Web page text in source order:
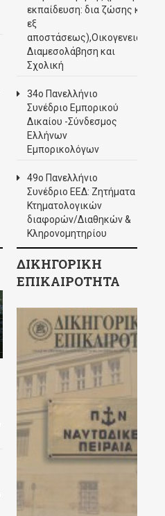
εκπαίδευση: δια ζώσης και
εξ
αποστάσεως),Οικογενειακή
Διαμεσολάβηση και
Σχολική
34ο Πανελλήνιο
Συνέδριο Εμπορικού
Δικαίου -Σύνδεσμος
Ελλήνων
Εμπορικολόγων
49ο Πανελλήνιο
Συνέδριο ΕΕΔ: Ζητήματα
Κτηματολογικών
διαφορών/Διαθηκών &
Κληρονομητηρίου
ΔΙΚΗΓΟΡΙΚΗ
ΕΠΙΚΑΙΡΟΤΗΤΑ